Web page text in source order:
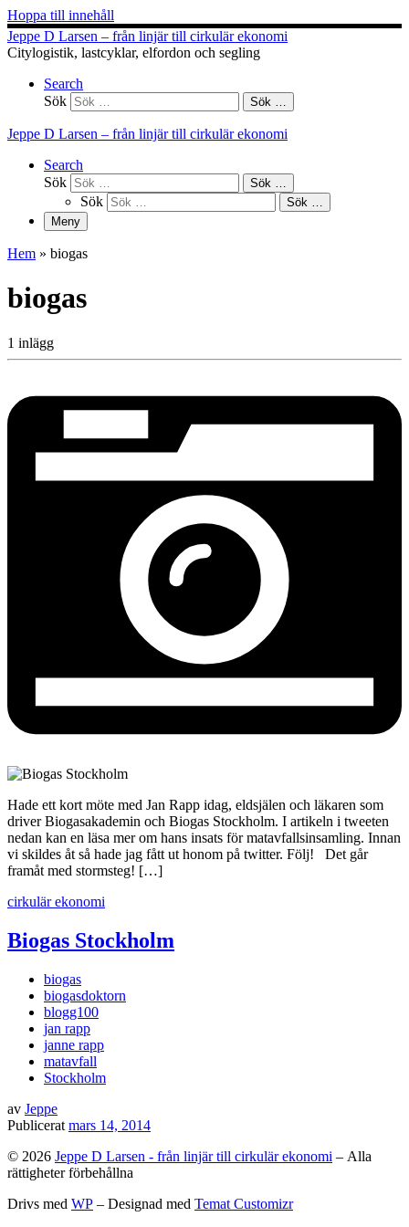
Hoppa till innehåll
Jeppe D Larsen – från linjär till cirkulär ekonomi
Citylogistik, lastcyklar, elfordon och segling
Search
Sök
Sök …
Jeppe D Larsen – från linjär till cirkulär ekonomi
Search
Sök
Sök …
Sök
Sök …
Meny
Hem » biogas
biogas
1 inlägg
Hade ett kort möte med Jan Rapp idag, eldsjälen och läkaren som
driver Biogasakademin och Biogas Stockholm. I artikeln i tweeten
nedan kan en läsa mer om hans insats för matavfallsinsamling. Innan
vi skildes åt så hade jag fått ut honom på twitter. Följ! Det går
framåt med stormsteg! […]
cirkulär ekonomi
Biogas Stockholm
biogas
biogasdoktorn
blogg100
jan rapp
janne rapp
matavfall
Stockholm
av Jeppe
Publicerat mars 14, 2014
© 2026 Jeppe D Larsen - från linjär till cirkulär ekonomi – Alla
rättigheter förbehållna
Drivs med WP – Designad med Temat Customizr